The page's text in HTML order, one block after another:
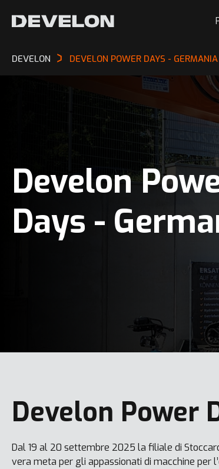
DEVELON DEVELON POWER DAYS - GERMANIA
Develon
Days -
Develon Power
Dal 19 al 20 settembre 2025 la filiale di
vera meta per gli appassionati di macchine per